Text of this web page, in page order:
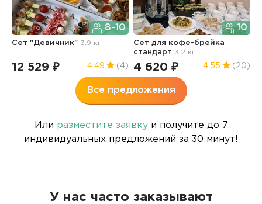
8-10
Сет "Девичник" 3.9 кг
12 529 ₽ 4.49 (4)
10
Сет для кофе-брейка
стандарт 3.2 кг
4 620 ₽ 4.55 (20)
Все предложения
Или разместите заявкуи получите до 7
индивидуальных предложений за 30 минут!
У нас часто заказывают